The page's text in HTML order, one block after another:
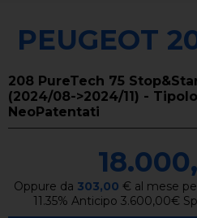
PEUGEOT
208 PureTech 75
(2024/08->2024/11) -
NeoPatentati
Oppure da 303,00 € al mese
11.35% Anticipo 3.600,00€